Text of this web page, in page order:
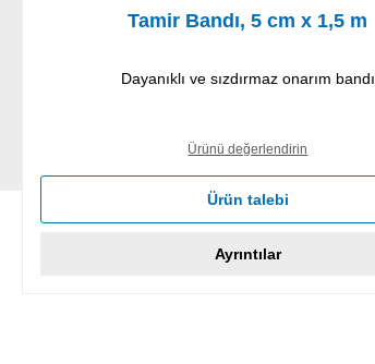
Tamir Bandı, 5 cm x 1,5 m
Dayanıklı ve sızdırmaz onarım bandı
Ürünü değerlendirin
Ürün talebi
Ayrıntılar